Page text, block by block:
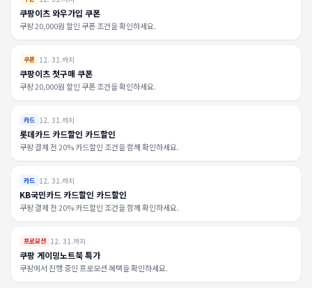
쿠팡이츠 와우가입 쿠폰
쿠팡 20,000원 할인 쿠폰 조건을 확인하세요.
쿠폰 12. 31.까지
쿠팡이츠 첫구매 쿠폰
쿠팡 20,000원 할인 쿠폰 조건을 확인하세요.
카드 12. 31.까지
롯데카드 카드할인 카드할인
쿠팡 결제 전 20% 카드할인 조건을 함께 확인하세요.
카드 12. 31.까지
KB국민카드 카드할인 카드할인
쿠팡 결제 전 20% 카드할인 조건을 함께 확인하세요.
프로모션 12. 31.까지
쿠팡 게이밍노트북 특가
쿠팡에서 진행 중인 프로모션 혜택을 확인하세요.